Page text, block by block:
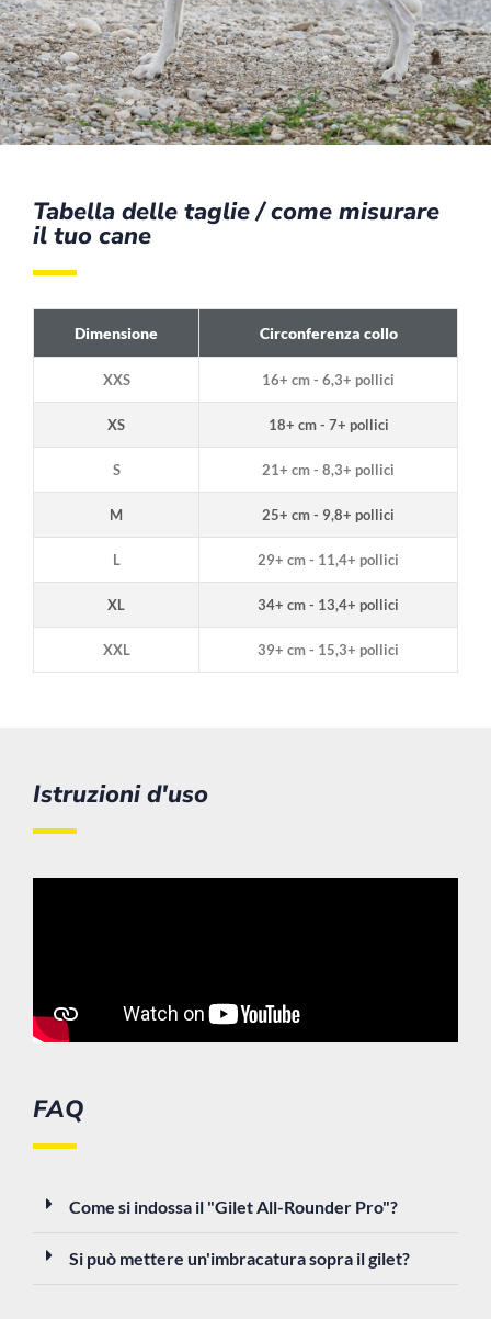
Tabella delle taglie / come misurare
il tuo cane
Dimensione Circonferenza collo
XXS 16+ cm - 6,3+ pollici
XS 18+ cm - 7+ pollici
S 21+ cm - 8,3+ pollici
M 25+ cm - 9,8+ pollici
L 29+ cm - 11,4+ pollici
XL 34+ cm - 13,4+ pollici
XXL 39+ cm - 15,3+ pollici
Istruzioni d'uso
FAQ
Come si indossa il "Gilet All-Rounder Pro"?
Si può mettere un'imbracatura sopra il gilet?